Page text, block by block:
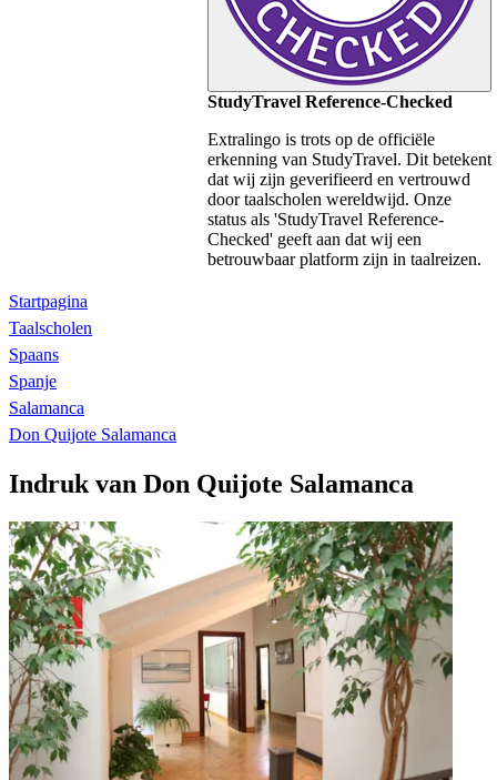
StudyTravel Reference-Checked
Extralingo is trots op de officiële
erkenning van StudyTravel. Dit betekent
dat wij zijn geverifieerd en vertrouwd
door taalscholen wereldwijd. Onze
status als 'StudyTravel Reference-
Checked' geeft aan dat wij een
betrouwbaar platform zijn in taalreizen.
Startpagina
Taalscholen
Spaans
Spanje
Salamanca
Don Quijote Salamanca
Indruk van Don Quijote Salamanca